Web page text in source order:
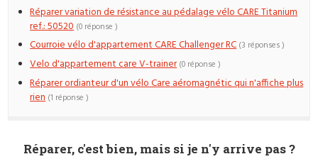
Réparer variation de résistance au pédalage vélo CARE Titanium
ref.: 50520 (0 réponse )
Courroie vélo d'appartement CARE Challenger RC (3 réponses )
Velo d'appartement care V-trainer (0 réponse )
Réparer ordianteur d'un vélo Care aéromagnétic qui n'affiche plus
rien (1 réponse )
Réparer, c'est bien, mais si je n'y arrive pas ?